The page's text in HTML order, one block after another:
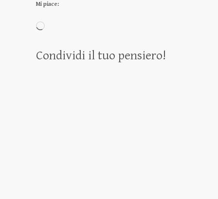
Mi piace:
Caricamento
corso…
Condividi il tuo pensiero!